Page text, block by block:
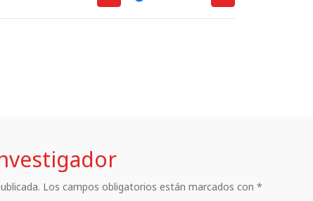
Los campos obligatorios están marcados con *